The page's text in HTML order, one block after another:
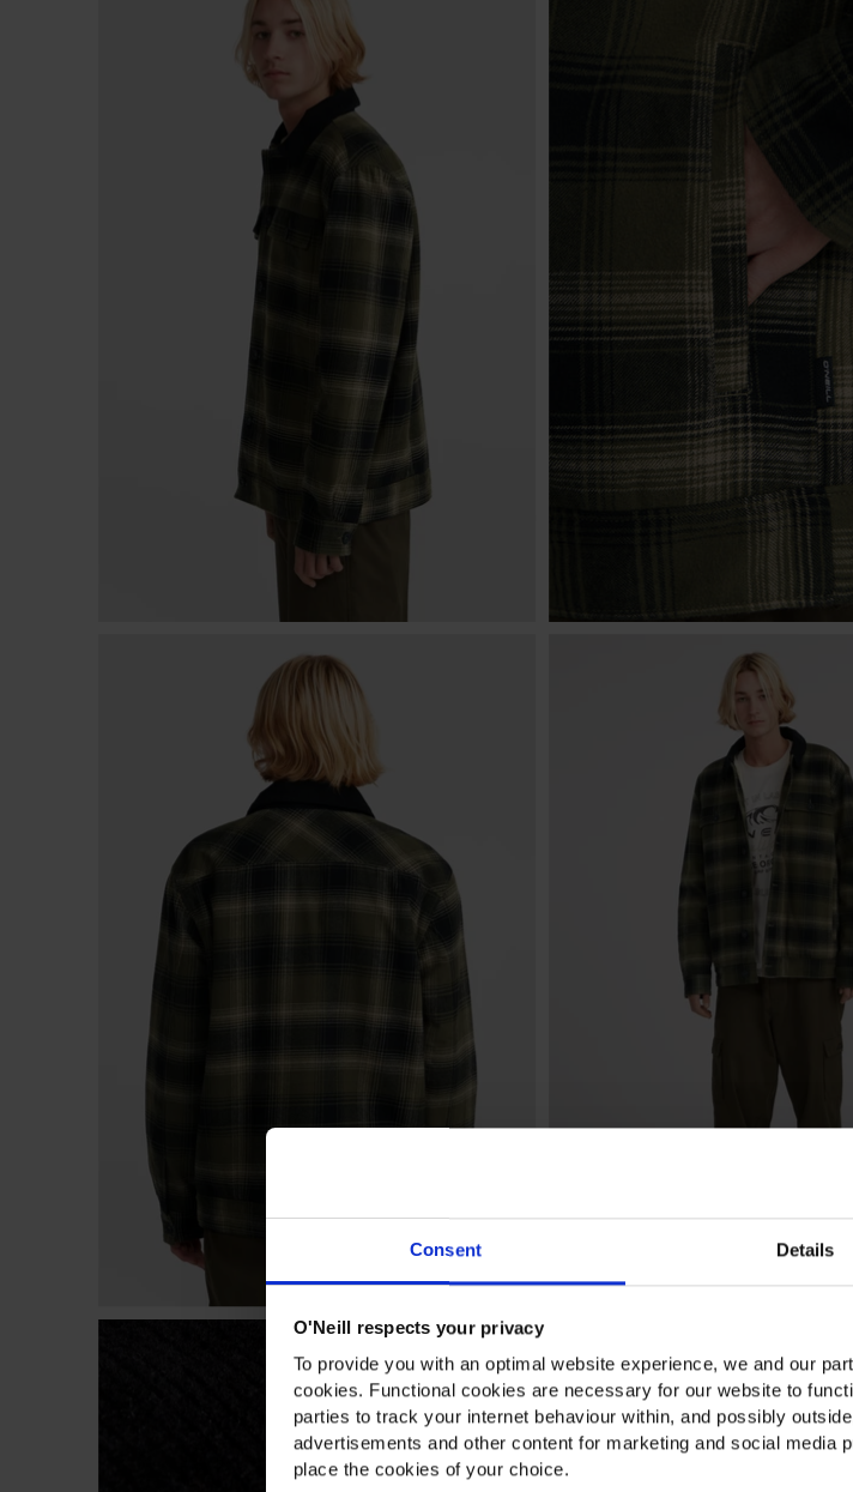
Consent Details
O'Neill respects your privacy
To provide you with an optimal website experience, we and our
cookies. Functional cookies are necessary for our website to
parties to track your internet behaviour within, and possibly
advertisements and other content for marketing and social media
place the cookies of your choice.